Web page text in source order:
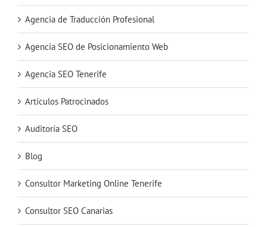
Agencia de Traducción Profesional
Agencia SEO de Posicionamiento Web
Agencia SEO Tenerife
Artículos Patrocinados
Auditoría SEO
Blog
Consultor Marketing Online Tenerife
Consultor SEO Canarias